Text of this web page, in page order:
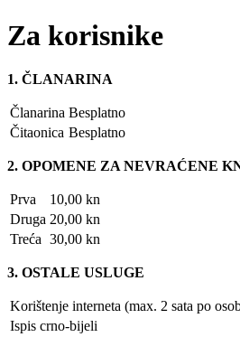
Za korisnike
1. ČLANARINA
Članarina Besplatno
Čitaonica Besplatno
2. OPOMENE ZA NEVRAĆENE
Prva
10,00 kn
Druga 20,00 kn
Treća 30,00 kn
3. OSTALE USLUGE
Korištenje interneta (max. 2 sata po
Ispis crno-bijeli